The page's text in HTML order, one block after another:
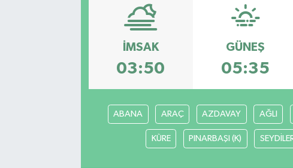
İMSAK
03:50
GÜNEŞ
05:35
ABANA ARAÇ AZDAVAY AĞLI
KÜRE PINARBAŞI (K)